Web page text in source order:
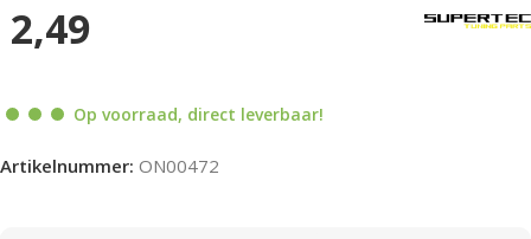
2,49
Op voorraad, direct leverbaar!
Artikelnummer: ON00472